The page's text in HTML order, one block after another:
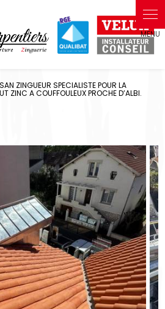
ZINGUEUR SPECIALISTE POUR LA
ZINC A COUFFOULEUX PROCHE D’ALBI.